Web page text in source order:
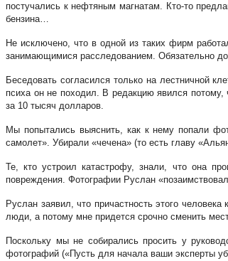
постучались к нефтяным магнатам. Кто-то
бензина…
Не исключено, что в одной из таких фирм
занимающимися расследованием. Обязательно
Беседовать согласился только на лестничной
психа он не походил. В редакцию явился
за 10 тысяч долларов.
Мы попытались выяснить, как к нему попали
самолет». Убирали «чечена» (то есть главу
Те, кто устроил катастрофу, знали, что она
повреждения. Фотографии Руслан
Руслан заявил, что причастность этого
люди, а потому мне придется срочно сменить
Поскольку мы не собирались просить у
фотографий («Пусть для начала ваши эксперты